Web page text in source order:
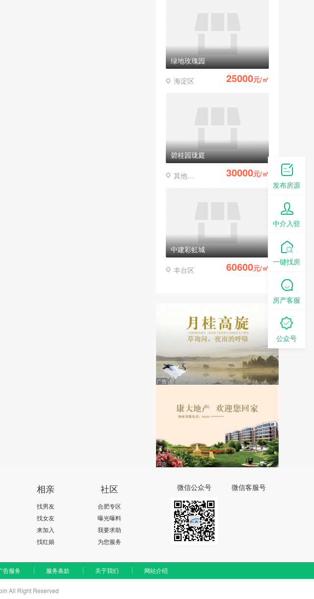
绿地玫瑰园
海淀区 25000元/㎡
碧桂园珑庭
其他区县 30000元/㎡
中建彩虹城
丰台区 60600元/㎡
相亲
找男友
找女友
来加入
找红娘
社区
合肥专区
曝光曝料
我要求助
为您服务
微信公众号 微信客服号
告服务 服务条款 关于我们 网站介绍
All Right Reserved
发布房源
中介入驻
一键找房
房产客服
公众号